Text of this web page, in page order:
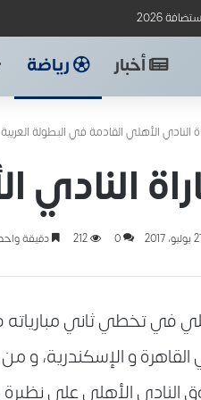
2026
أخبار رياضة
النادي الأهلي القادمة في البطولة العربية
النادي
0
212 دقيقة
في تخطي ثاني مبارياته
النادي الأهلي علي نظيرة